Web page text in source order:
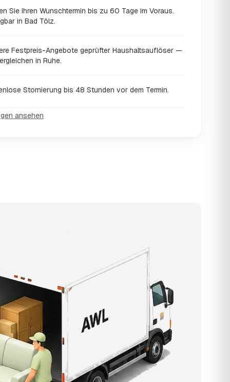
Sie Ihren Wunschtermin bis zu 60 Tage im Voraus.
in Bad Tölz.
Festpreis-Angebote geprüfter Haushaltsauflöser —
in Ruhe.
Stornierung bis 48 Stunden vor dem Termin.
ansehen